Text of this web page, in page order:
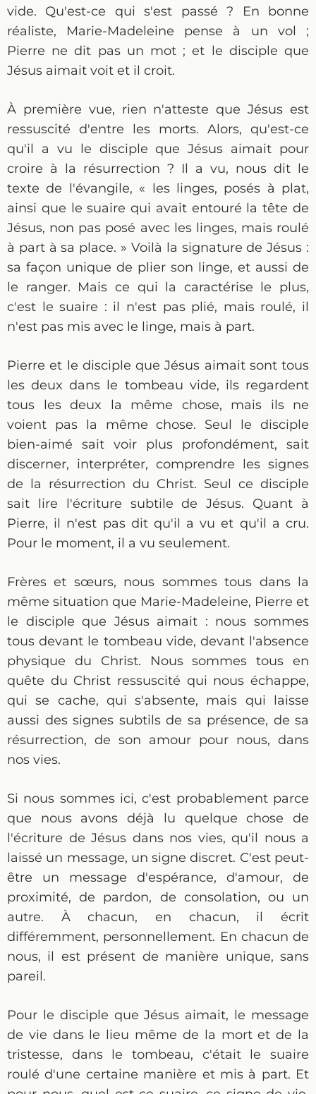
vide. Qu'est-ce qui s'est passé ? En bonne
réaliste, Marie-Madeleine pense à un vol ;
Pierre ne dit pas un mot ; et le disciple que
Jésus aimait voit et il croit.
À première vue, rien n'atteste que Jésus est
ressuscité d'entre les morts. Alors, qu'est-ce
qu'il a vu le disciple que Jésus aimait pour
croire à la résurrection ? Il a vu, nous dit le
texte de l'évangile, « les linges, posés à plat,
ainsi que le suaire qui avait entouré la tête de
Jésus, non pas posé avec les linges, mais roulé
à part à sa place. » Voilà la signature de Jésus :
sa façon unique de plier son linge, et aussi de
le ranger. Mais ce qui la caractérise le plus,
c'est le suaire : il n'est pas plié, mais roulé, il
n'est pas mis avec le linge, mais à part.
Pierre et le disciple que Jésus aimait sont tous
les deux dans le tombeau vide, ils regardent
tous les deux la même chose, mais ils ne
voient pas la même chose. Seul le disciple
bien-aimé sait voir plus profondément, sait
discerner, interpréter, comprendre les signes
de la résurrection du Christ. Seul ce disciple
sait lire l'écriture subtile de Jésus. Quant à
Pierre, il n'est pas dit qu'il a vu et qu'il a cru.
Pour le moment, il a vu seulement.
Frères et sœurs, nous sommes tous dans la
même situation que Marie-Madeleine, Pierre et
le disciple que Jésus aimait : nous sommes
tous devant le tombeau vide, devant l'absence
physique du Christ. Nous sommes tous en
quête du Christ ressuscité qui nous échappe,
qui se cache, qui s'absente, mais qui laisse
aussi des signes subtils de sa présence, de sa
résurrection, de son amour pour nous, dans
nos vies.
Si nous sommes ici, c'est probablement parce
que nous avons déjà lu quelque chose de
l'écriture de Jésus dans nos vies, qu'il nous a
laissé un message, un signe discret. C'est peut-
être un message d'espérance, d'amour, de
proximité, de pardon, de consolation, ou un
autre. À chacun, en chacun, il écrit
différemment, personnellement. En chacun de
nous, il est présent de manière unique, sans
pareil.
Pour le disciple que Jésus aimait, le message
de vie dans le lieu même de la mort et de la
tristesse, dans le tombeau, c'était le suaire
roulé d'une certaine manière et mis à part. Et